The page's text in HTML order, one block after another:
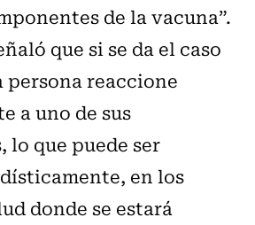
de la vacuna”.
que si se da el caso
persona reaccione
a uno de sus
lo que puede ser
en los
donde se estará